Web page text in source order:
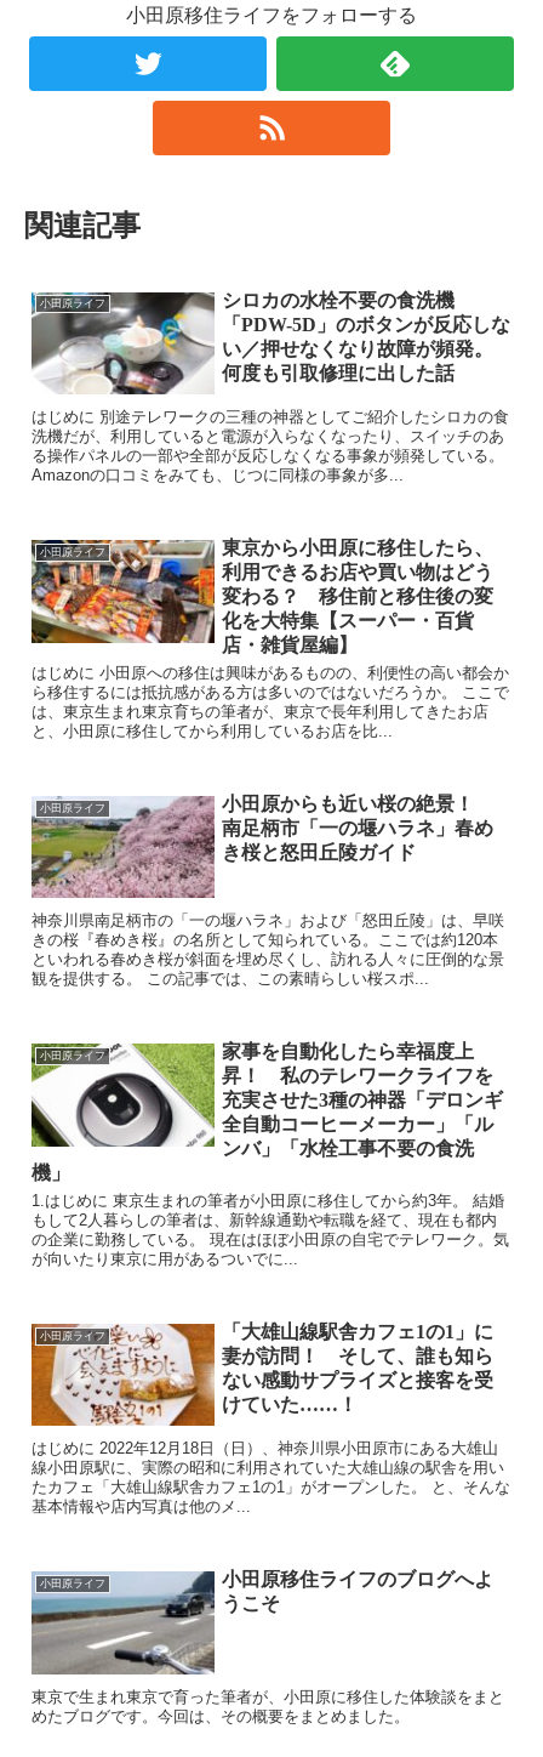
小田原移住ライフをフォローする
関連記事
小田原ライフ
シロカの水栓不要の食洗機
「PDW-5D」のボタンが反応しな
い／押せなくなり故障が頻発。
何度も引取修理に出した話
はじめに 別途テレワークの三種の神器としてご紹介したシロカの食
洗機だが、利用していると電源が入らなくなったり、スイッチのあ
る操作パネルの一部や全部が反応しなくなる事象が頻発している。
Amazonの口コミをみても、じつに同様の事象が多...
小田原ライフ
東京から小田原に移住したら、
利用できるお店や買い物はどう
変わる？ 移住前と移住後の変
化を大特集【スーパー・百貨
店・雑貨屋編】
はじめに 小田原への移住は興味があるものの、利便性の高い都会か
ら移住するには抵抗感がある方は多いのではないだろうか。 ここで
は、東京生まれ東京育ちの筆者が、東京で長年利用してきたお店
と、小田原に移住してから利用しているお店を比...
小田原ライフ
小田原からも近い桜の絶景！
南足柄市「一の堰ハラネ」春め
き桜と怒田丘陵ガイド
神奈川県南足柄市の「一の堰ハラネ」および「怒田丘陵」は、早咲
きの桜『春めき桜』の名所として知られている。ここでは約120本
といわれる春めき桜が斜面を埋め尽くし、訪れる人々に圧倒的な景
観を提供する。 この記事では、この素晴らしい桜スポ...
小田原ライフ
家事を自動化したら幸福度上
昇！ 私のテレワークライフを
充実させた3種の神器「デロンギ
全自動コーヒーメーカー」「ル
ンバ」「水栓工事不要の食洗
機」
1.はじめに 東京生まれの筆者が小田原に移住してから約3年。 結婚
もして2人暮らしの筆者は、新幹線通勤や転職を経て、現在も都内
の企業に勤務している。 現在はほぼ小田原の自宅でテレワーク。気
が向いたり東京に用があるついでに...
小田原ライフ
「大雄山線駅舎カフェ1の1」に
妻が訪問！ そして、誰も知ら
ない感動サプライズと接客を受
けていた……！
はじめに 2022年12月18日（日）、神奈川県小田原市にある大雄山
線小田原駅に、実際の昭和に利用されていた大雄山線の駅舎を用い
たカフェ「大雄山線駅舎カフェ1の1」がオープンした。 と、そんな
基本情報や店内写真は他のメ...
小田原ライフ
小田原移住ライフのブログへよ
うこそ
東京で生まれ東京で育った筆者が、小田原に移住した体験談をまと
めたブログです。今回は、その概要をまとめました。